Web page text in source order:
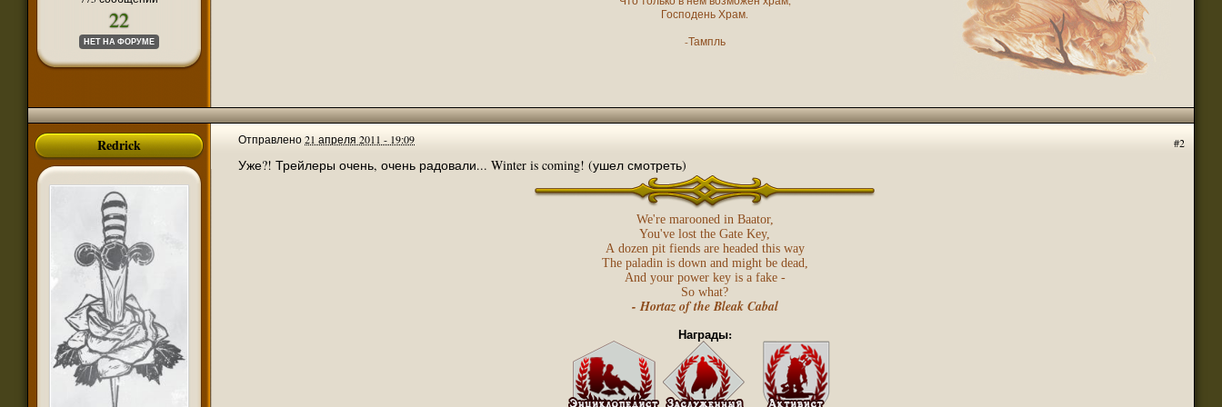
jackal tm (23 августа 2023 - 09:11 )
nikola26 (20 августа 2023 - 08:09 )
@ jackal tm : (18 августа 2023 - 07:30 )
Привет, английскую версию Воин Ллос ещё не скачивали?
(16 мая 2023 - 12:00 )
@ Tyler : Что ж вы всё tls не прикрутите )
@ naugrim : (14 апреля 2023 - 07:57 )
Первая глава Война Ллос Сальватореhttps://www.ign.com/...mibextid=Zxz2cZ
@ melvin : (07 апреля 2023 - 10:04 )
@Алия Rain нравится форум. И Забытые королевства
@ Алия Rain : @melvin Зачем, если не секрет?)
Алия Rain
nikola26
melvin
Алия Rain
@
Алия Rain
nikola26
@Алия Rain спасибо. Здесь Вам врядли кто-то ответит. Форум скорее мёртв, чем жив и используется исключительно для временного складирования переводов.
Алия Rain :
Выложила новую версию "Окна-розы" Монте Кука из сборника "Королевства Загадок" (в теме Перевод рассказов).
@ nikola26 : А тем временем оплаты хостинга осталось на два месяца, до 03.01.2023 !
nikola26 :
Сразу хочу огорчить поклонников Сальваторе. Пока не закроем перевод по Братству Грифонов второй не откроем.
22
НЕТ НА ФОРУМЕ
Господень Храм.
-Тампль
#2
Redrick Отправлено21 апреля 2011 - 19:09
Уже?! Трейлеры очень, очень радовали... Winter is coming! (ушел смотреть)
We're marooned in Baator,
You've lost the Gate Key,
A dozen pit fiends are headed this way
The paladin is down and might be dead,
And your power key is a fake -
So what?
- Hortaz of the Bleak Cabal
Награды: